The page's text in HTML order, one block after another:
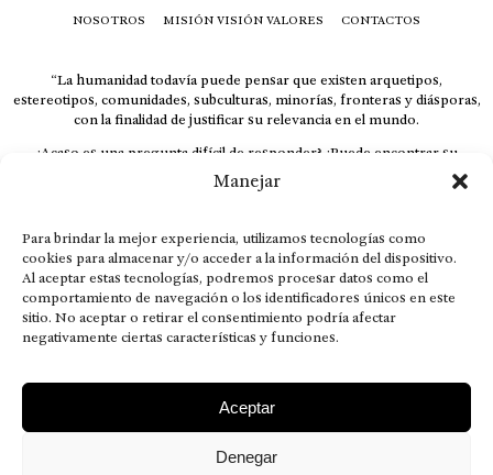
Manejar
Para brindar la mejor experiencia, utilizamos tecnologías como
cookies para almacenar y/o acceder a la información del dispositivo.
Al aceptar estas tecnologías, podremos procesar datos como el
comportamiento de navegación o los identificadores únicos en este
sitio. No aceptar o retirar el consentimiento podría afectar
negativamente ciertas características y funciones.
Aceptar
Denegar
NOSOTROS MISIÓN VISIÓN VALORES CONTACTOS
“La humanidad todavía puede pensar que existen arquetipos,
estereotipos, comunidades, subculturas, minorías, fronteras y diásporas,
con la finalidad de justificar su relevancia en el mundo.
¿Acaso es una pregunta difícil de responder? ¿Puede encontrar su
respuesta al instante, otorgando al receptor cuestionado espacio y
velocidad suficiente para responder correctamente? De no ser así, el que
El concepto de familia no está limitado exclusivamente a la sangre; seres
que surgen en nuestro diario vivir suelen pesar más que los
emparentados. Más bien, el apego de estas dos versiones de seres
queridos mueve ideales provenientes de sus vivencias.
This is for nuestra gente.” – HRSuriel